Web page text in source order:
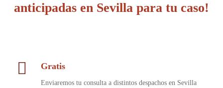
anticipadas en Sevilla para tu caso!
Gratis
Enviaremos tu consulta a distintos despachos en Sevilla